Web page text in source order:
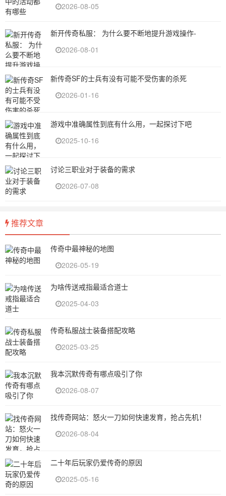
2026-08-05
新开传奇私服： 为什么要不断地提升游戏操作-
2026-08-01
新传奇SF的士兵有没有可能不受伤害的杀死
2026-01-16
游戏中准确属性到底有什么用，一起探讨下吧
2025-10-16
讨论三职业对于装备的需求
2026-07-08
推荐文章
传奇中最神秘的地图
2026-05-19
为啥传送戒指最适合道士
2025-04-03
传奇私服战士装备搭配攻略
2025-03-25
我本沉默传奇有哪点吸引了你
2026-08-07
找传奇网站：怒火一刀如何快速发育，抢占先机！
2026-08-04
二十年后玩家仍爱传奇的原因
2025-05-16